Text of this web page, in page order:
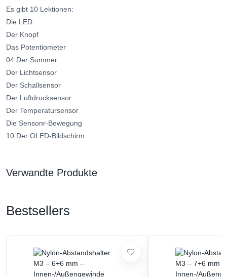
Es gibt 10 Lektionen:
Die LED
Der Knopf
Das Potentiometer
04 Der Summer
Der Lichtsensor
Der Schallsensor
Der Luftdrucksensor
Der Temperatursensor
Die Sensonr-Bewegung
10 Der OLED-Bildschirm
Verwandte Produkte
Bestsellers